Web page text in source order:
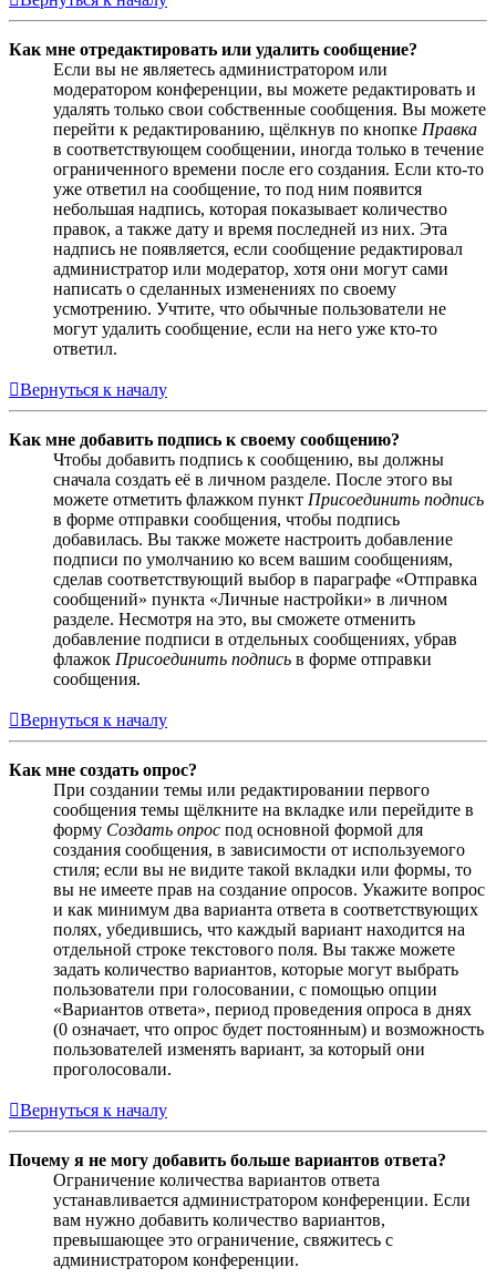
Как мне отредактировать или удалить сообщение?
Если вы не являетесь администратором или
модератором конференции, вы можете редактировать и
удалять только свои собственные сообщения. Вы можете
перейти к редактированию, щёлкнув по кнопке Правка
в соответствующем сообщении, иногда только в течение
ограниченного времени после его создания. Если кто-то
уже ответил на сообщение, то под ним появится
небольшая надпись, которая показывает количество
правок, а также дату и время последней из них. Эта
надпись не появляется, если сообщение редактировал
администратор или модератор, хотя они могут сами
написать о сделанных изменениях по своему
усмотрению. Учтите, что обычные пользователи не
могут удалить сообщение, если на него уже кто-то
ответил.
Вернуться к началу
Как мне добавить подпись к своему сообщению?
Чтобы добавить подпись к сообщению, вы должны
сначала создать её в личном разделе. После этого вы
можете отметить флажком пункт Присоединить подпись
в форме отправки сообщения, чтобы подпись
добавилась. Вы также можете настроить добавление
подписи по умолчанию ко всем вашим сообщениям,
сделав соответствующий выбор в параграфе «Отправка
сообщений» пункта «Личные настройки» в личном
разделе. Несмотря на это, вы сможете отменить
добавление подписи в отдельных сообщениях, убрав
флажок Присоединить подпись в форме отправки
сообщения.
Вернуться к началу
Как мне создать опрос?
При создании темы или редактировании первого
сообщения темы щёлкните на вкладке или перейдите в
форму Создать опрос под основной формой для
создания сообщения, в зависимости от используемого
стиля; если вы не видите такой вкладки или формы, то
вы не имеете прав на создание опросов. Укажите вопрос
и как минимум два варианта ответа в соответствующих
полях, убедившись, что каждый вариант находится на
отдельной строке текстового поля. Вы также можете
задать количество вариантов, которые могут выбрать
пользователи при голосовании, с помощью опции
«Вариантов ответа», период проведения опроса в днях
(0 означает, что опрос будет постоянным) и возможность
пользователей изменять вариант, за который они
проголосовали.
Вернуться к началу
Почему я не могу добавить больше вариантов ответа?
Ограничение количества вариантов ответа
устанавливается администратором конференции. Если
вам нужно добавить количество вариантов,
превышающее это ограничение, свяжитесь с
администратором конференции.